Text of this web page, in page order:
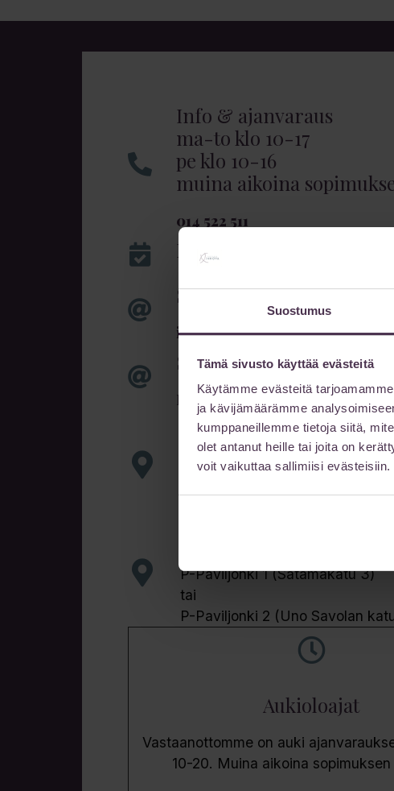
Suostumus
Tämä sivusto käyttää evästeitä
Käytämme evästeitä
ja kävijämäärämme
kumppaneillemme tietoja siitä,
olet antanut heille tai joita on
voit vaikuttaa sallimiisi evästeisiin.
Info & ajanvaraus
ma-to klo 10-17
pe klo 10-16
muina aikoina
014 522 511
Nettiajanvaraus 24/7
Sähköpostiosoite
info@sairaalainnova.fi
Suojattu sähköposti
Lähetä viestisi suojatulla
Käyntiosoite
Innova 4
P-Paviljonki 1 (Satamakatu 3)
tai
P-Paviljonki 2 (Uno Savolan
Aukioloajat
Vastaanottomme on auki
10-20. Muina aikoina sopimuksen